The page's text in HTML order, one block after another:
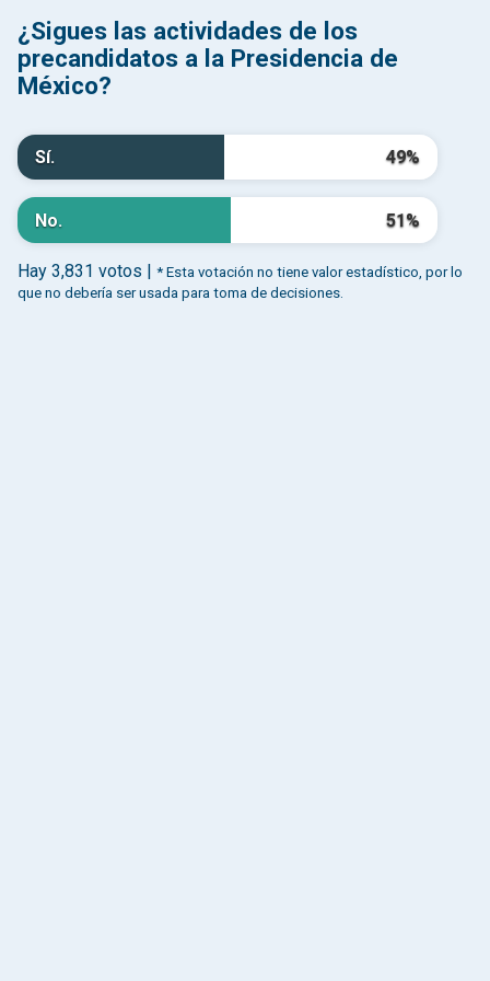
¿Sigues las actividades de los
precandidatos a la Presidencia de
México?
Sí. 49%
No. 51%
Hay 3,831 votos | * Esta votación no tiene valor estadístico, por lo
que no debería ser usada para toma de decisiones.